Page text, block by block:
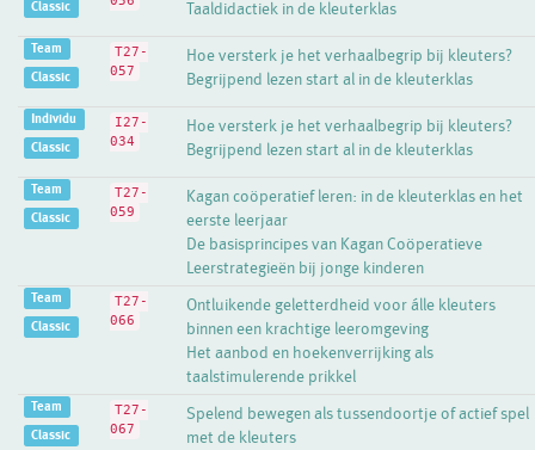
Classic
Taaldidactiek in de kleuterklas
Team
Classic
T27-
057
Hoe versterk je het verhaalbegrip bij kleuters?
Begrijpend lezen start al in de kleuterklas
Individu
Classic
I27-
034
Hoe versterk je het verhaalbegrip bij kleuters?
Begrijpend lezen start al in de kleuterklas
Team
Classic
T27-
059
Kagan coöperatief leren: in de kleuterklas en het
eerste leerjaar
De basisprincipes van Kagan Coöperatieve
Leerstrategieën bij jonge kinderen
Team
Classic
T27-
066
Ontluikende geletterdheid voor álle kleuters
binnen een krachtige leeromgeving
Het aanbod en hoekenverrijking als
taalstimulerende prikkel
Team
Classic
T27-
067
Spelend bewegen als tussendoortje of actief spel
met de kleuters